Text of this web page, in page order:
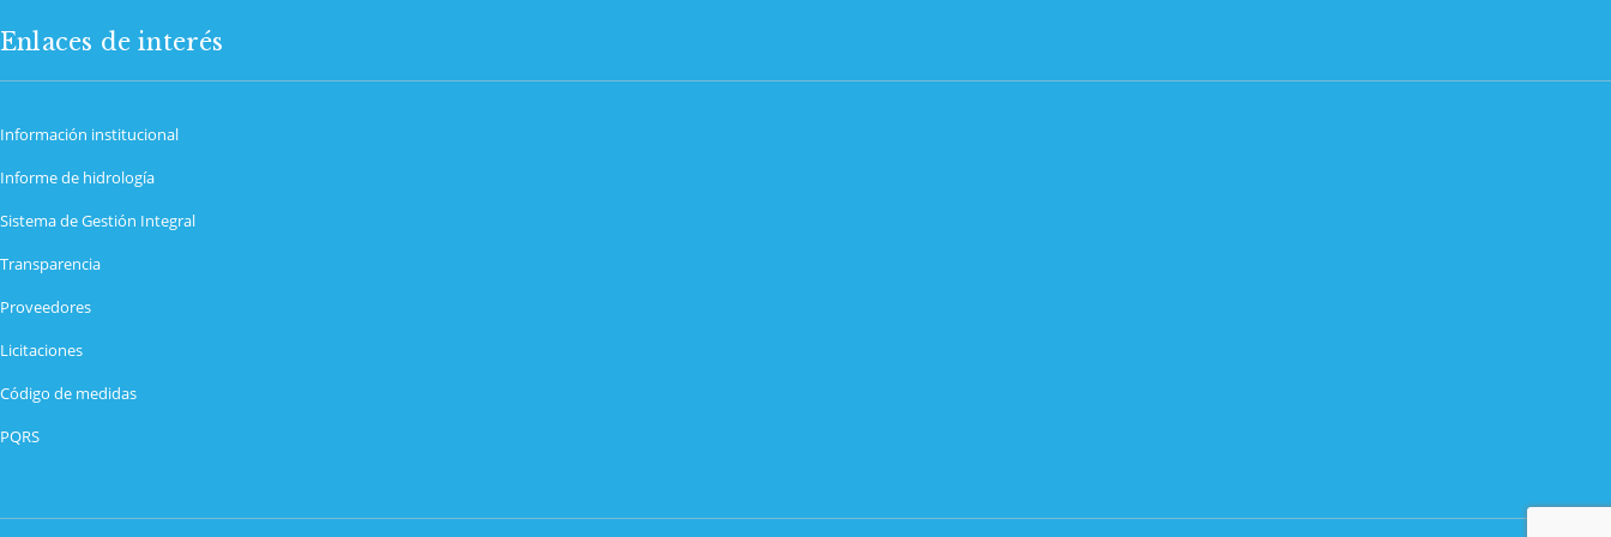
Enlaces de interés
Información institucional
Informe de hidrología
Sistema de Gestión Integral
Transparencia
Proveedores
Licitaciones
Código de medidas
PQRS